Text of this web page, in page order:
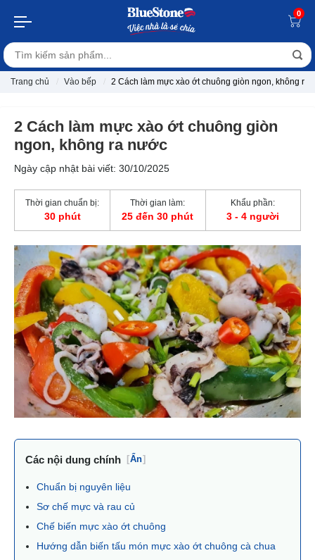
0
Trang chủ Vào bếp 2 Cách làm mực xào ớt chuông giòn ngon, không ra
2 Cách làm mực xào ớt chuông giòn
ngon, không ra nước
Ngày cập nhật bài viết: 30/10/2025
Thời gian chuẩn bị:
30 phút
Thời gian làm:
25 đến 30 phút
Khẩu phần:
3 - 4 người
Các nội dung chính [Ẩn]
Chuẩn bị nguyên liệu
Sơ chế mực và rau củ
Chế biến mực xào ớt chuông
Hướng dẫn biến tấu món mực xào ớt chuông cà chua